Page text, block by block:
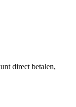
direct betalen,